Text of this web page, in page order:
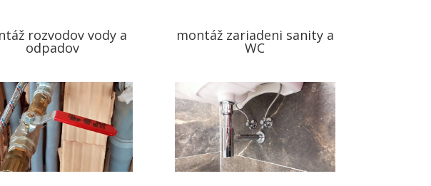
rozvodov vody a
odpadov
montáž zariadeni sanity a
WC